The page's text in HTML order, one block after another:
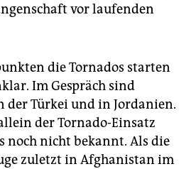
vor laufenden
die Tornados starten
Im Gespräch sind
Türkei und in Jordanien.
der Tornado-Einsatz
noch nicht bekannt. Als die
zuletzt in Afghanistan im